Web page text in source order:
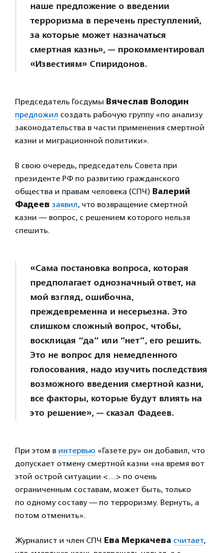
наше предложение о введении
терроризма в перечень преступлений,
за которые может назначаться
смертная казнь», — прокомментировал
«Известиям» Спиридонов.
Председатель Госдумы Вячеслав Володин
предложил создать рабочую группу «по анализу
законодательства в части применения смертной
казни и миграционной политики».
В свою очередь, председатель Совета при
президенте РФ по развитию гражданского
общества и правам человека (СПЧ) Валерий
Фадеев заявил, что возвращение смертной
казни — вопрос, с решением которого нельзя
спешить.
«Сама постановка вопроса, которая
предполагает однозначный ответ, на
мой взгляд, ошибочна,
преждевременна и несерьезна. Это
слишком сложный вопрос, чтобы,
восклицая “да” или “нет”, его решить.
Это не вопрос для немедленного
голосования, надо изучить последствия
возможного введения смертной казни,
все факторы, которые будут влиять на
это решение», — сказал Фадеев.
При этом в интервью «Газете.ру» он добавил, что
допускает отмену смертной казни «на время вот
этой острой ситуации <…> по очень
ограниченным составам, может быть, только
по одному составу — по терроризму. Вернуть, а
потом отменить».
Журналист и член СПЧ Ева Меркачева считает,